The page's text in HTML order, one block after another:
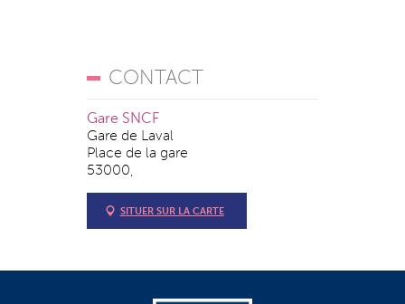
CONTACT
Gare SNCF
Gare de Laval
Place de la gare
53000,
SITUER SUR LA CARTE